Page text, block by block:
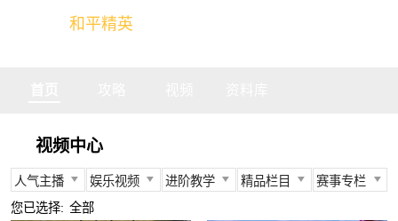
和平精英
视频中心
人气主播 娱乐视频 进阶教学 精品栏目 赛事专栏
所有
您已选择: 全部